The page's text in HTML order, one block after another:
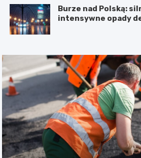
Burze nad Polską:
intensywne opady